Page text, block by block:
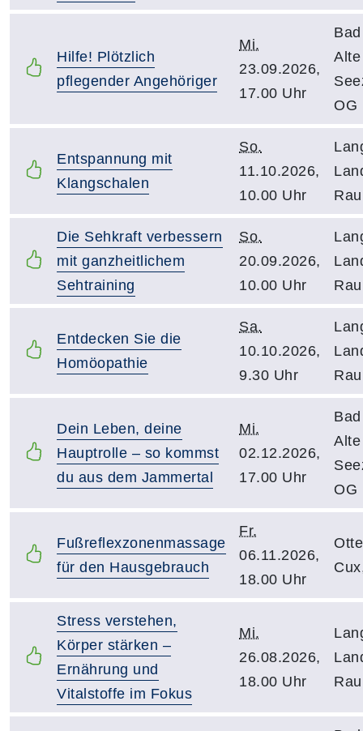
Hilfe! Plötzlich
pflegender Angehöriger
Mi.
23.09.2026,
17.00 Uhr
OG
Entspannung mit
Klangschalen
So.
11.10.2026,
10.00 Uhr
Die Sehkraft verbessern
mit ganzheitlichem
Sehtraining
So.
20.09.2026,
10.00 Uhr
Entdecken Sie die
Homöopathie
Sa.
10.10.2026,
9.30 Uhr
Dein Leben, deine
Hauptrolle – so kommst
du aus dem Jammertal
Mi.
02.12.2026,
17.00 Uhr
OG
Fußreflexzonenmassage
für den Hausgebrauch
Fr.
06.11.2026,
18.00 Uhr
Stress verstehen,
Körper stärken –
Ernährung und
Vitalstoffe im Fokus
Mi.
26.08.2026,
18.00 Uhr